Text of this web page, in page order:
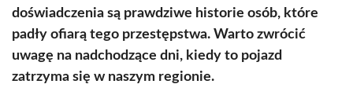
doświadczenia są prawdziwe historie osób, które
padły ofiarą tego przestępstwa. Warto zwrócić
uwagę na nadchodzące dni, kiedy to pojazd
zatrzyma się w naszym regionie.